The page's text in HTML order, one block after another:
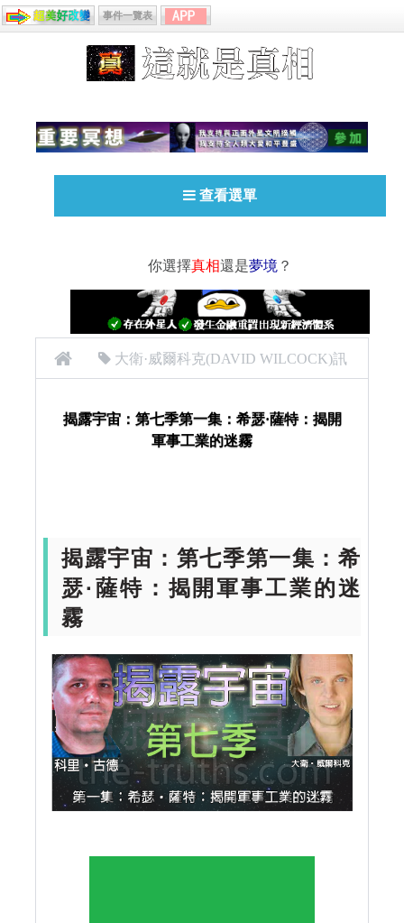
事件一覽表
查看選單
你選擇真相還是夢境 ？
大衛·威爾科克(DAVID WILCOCK)訊
UFO 揭露宇宙：第七季第一
揭露宇宙：第七季第一集：希瑟·薩特：揭開
軍事工業的迷霧
揭露宇宙：第七季第一集：希
瑟·薩特：揭開軍事工業的迷
霧